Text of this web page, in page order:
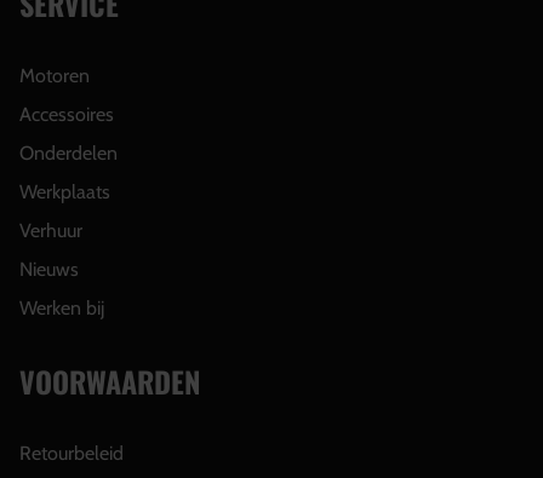
Motoren
Accessoires
Onderdelen
Werkplaats
Verhuur
Nieuws
Werken bij
VOORWAARDEN
Retourbeleid